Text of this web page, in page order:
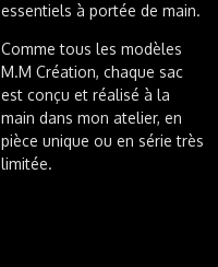
essentiels à portée de main.
Comme tous les modèles
M.M Création, chaque sac
est conçu et réalisé à la
main dans mon atelier, en
pièce unique ou en série très
limitée.